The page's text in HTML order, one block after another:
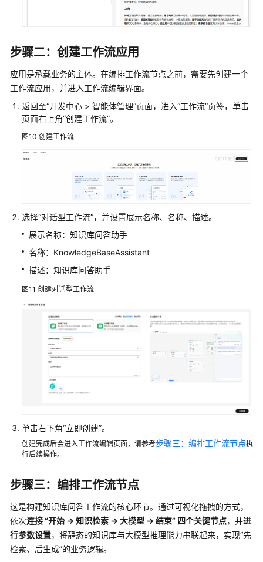
步骤二：创建工作流应用
应用是承载业务的主体。在编排工作流节点之前，需要先创建一个
工作流应用，并进入工作流编辑界面。
返回至“开发中心 > 智能体管理”页面，进入“工作流”页签，单击
页面右上角“创建工作流”。
图10 创建工作流
选择“对话型工作流”，并设置展示名称、名称、描述。
展示名称：知识库问答助手
名称：KnowledgeBaseAssistant
描述：知识库问答助手
图11 创建对话型工作流
单击右下角“立即创建”。
创建完成后会进入工作流编辑页面，请参考步骤三：编排工作流节点执
行后续操作。
步骤三：编排工作流节点
这是构建知识库问答工作流的核心环节。通过可视化拖拽的方式，
依次连接 “开始 -> 知识检索 -> 大模型 -> 结束” 四个关键节点，并进
行参数设置，将静态的知识库与大模型推理能力串联起来，实现“先
检索、后生成”的业务逻辑。